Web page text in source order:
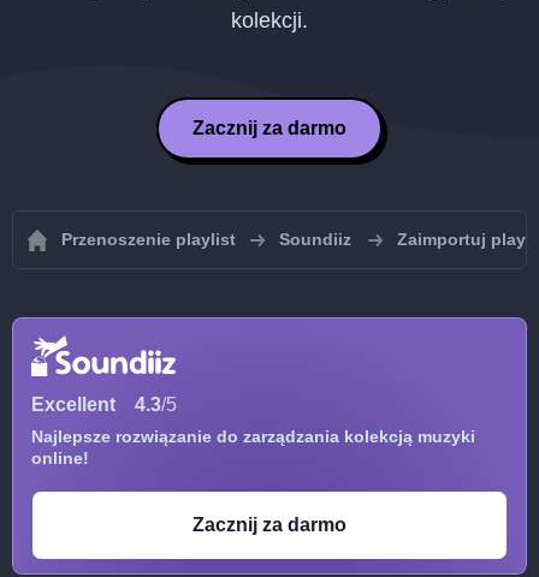
kolekcji.
Zacznij za darmo
Przenoszenie playlist Soundiiz Zaimportuj
Excellent 4.3/5
Najlepsze rozwiązanie do zarządzania kolekcją muzyki
online!
Zacznij za darmo